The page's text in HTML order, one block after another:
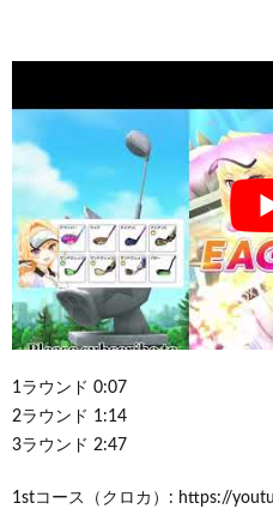
1ラウンド 0:07
2ラウンド 1:14
3ラウンド 2:47
1stコース（クロカ）: https://